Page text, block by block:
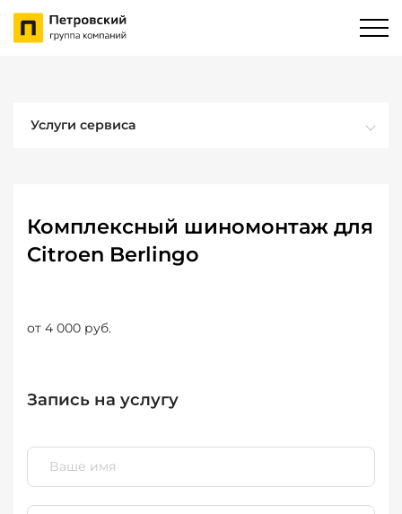
Услуги сервиса
Комплексный шиномонтаж для
Citroen Berlingo
от 4 000 руб.
Запись на услугу